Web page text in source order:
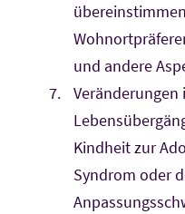
und andere
Veränderungen
Kindheit zur
Syndrom oder